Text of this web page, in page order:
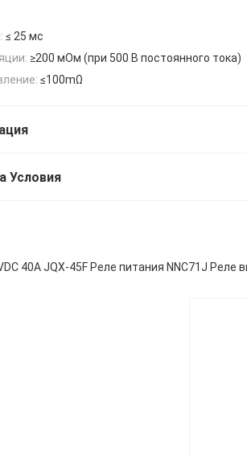
≤ 25 мс
≥200 мОм (при 500 В постоянного тока)
≤100mΩ
Условия
40A JQX-45F Реле питания NNC71J